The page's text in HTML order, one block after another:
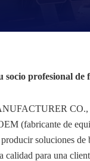
profesional de
CO.,
(fabricante de
soluciones de
calidad para una